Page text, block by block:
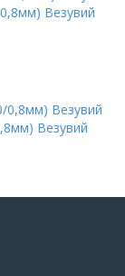
Везувий
Везувий